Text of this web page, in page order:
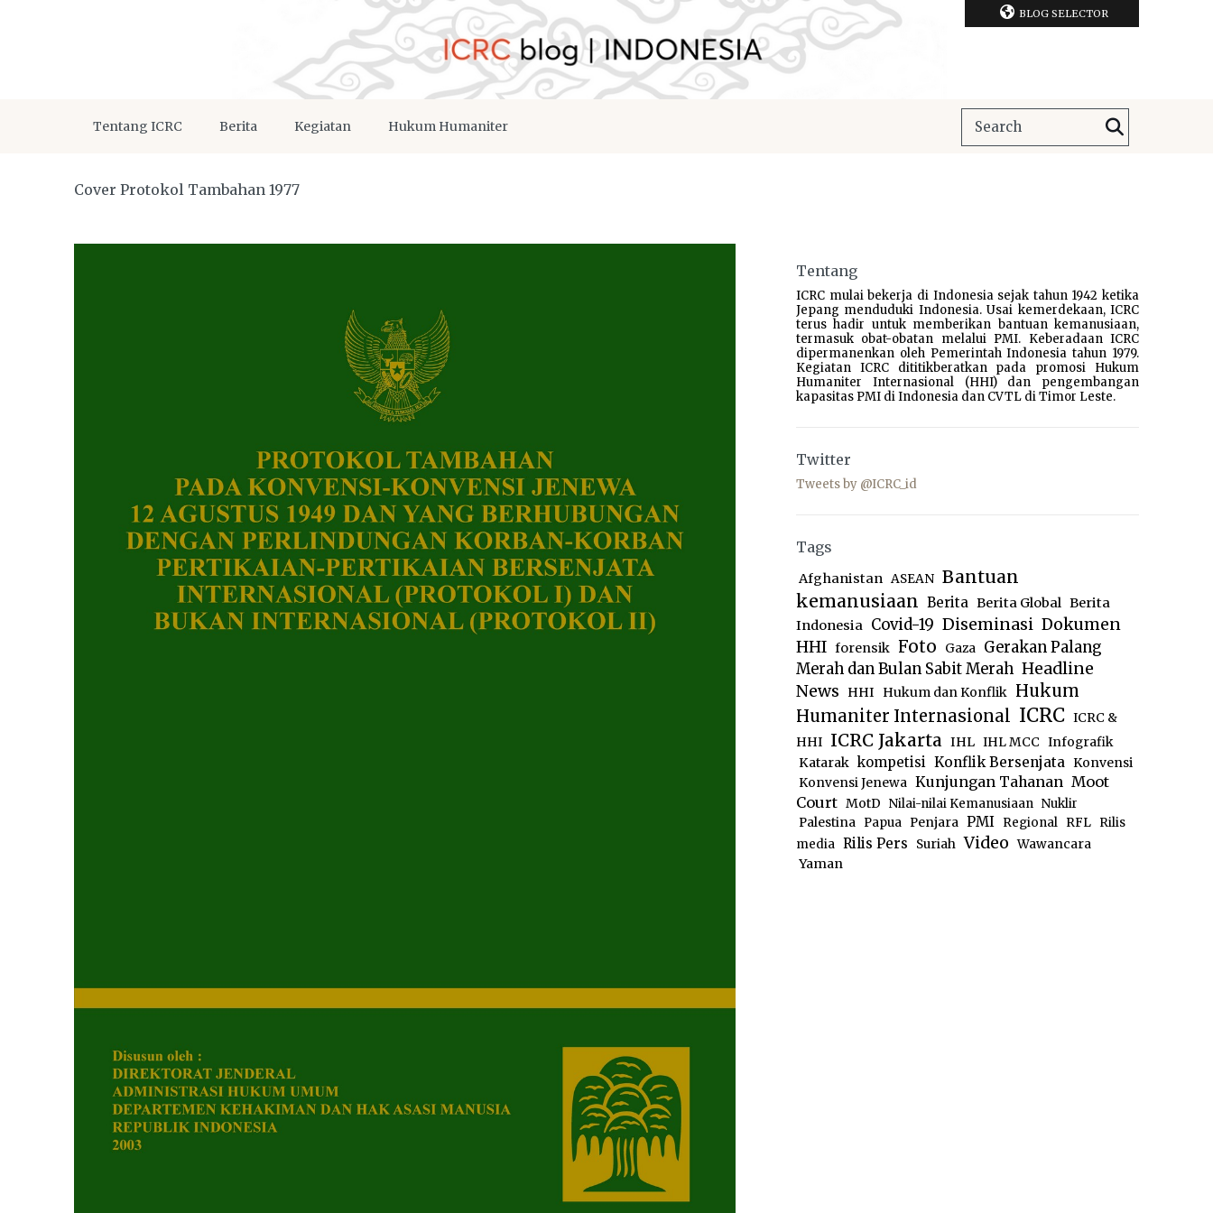
BLOG SELECTOR
Tentang ICRC Berita Kegiatan Hukum Humaniter
Cover Protokol Tambahan 1977
Tentang
ICRC mulai bekerja di Indonesia sejak tahun 1942 ketika
Jepang menduduki Indonesia. Usai kemerdekaan, ICRC
terus hadir untuk memberikan bantuan kemanusiaan,
termasuk obat-obatan melalui PMI. Keberadaan ICRC
dipermanenkan oleh Pemerintah Indonesia tahun 1979.
Kegiatan ICRC dititikberatkan pada promosi Hukum
Humaniter Internasional (HHI) dan pengembangan
kapasitas PMI di Indonesia dan CVTL di Timor Leste.
Twitter
Tweets by @ICRC_id
Tags
Afghanistan ASEAN Bantuan
kemanusiaan Berita Berita Global Berita
Indonesia Covid-19 Diseminasi Dokumen
HHI forensik Foto Gaza Gerakan Palang
Merah dan Bulan Sabit Merah Headline
News
HHI Hukum dan Konflik Hukum
Humaniter Internasional ICRC ICRC &
HHI ICRC Jakarta IHL IHL MCC Infografik
Katarak kompetisi Konflik Bersenjata Konvensi
Konvensi Jenewa Kunjungan Tahanan Moot
Court MotD Nilai-nilai Kemanusiaan Nuklir
Palestina
Papua Penjara PMI Regional RFL
Rilis
media Rilis Pers Suriah Video Wawancara
Yaman